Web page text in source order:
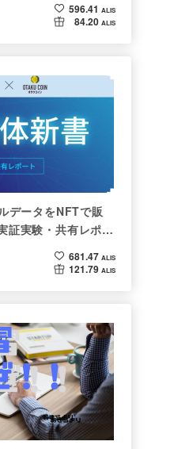
596.41 ALIS
84.20 ALIS
データをNFTで販
証実験・共有レポー
681.47 ALIS
121.79 ALIS